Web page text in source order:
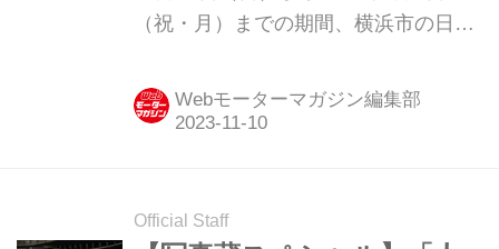
（祝・月）までの期間、横浜市の日産
のニッサン クロッシングなどのブラン
ドセンターにて「90周年イベント」を
Webモーターマガジン編集部
Official Staff